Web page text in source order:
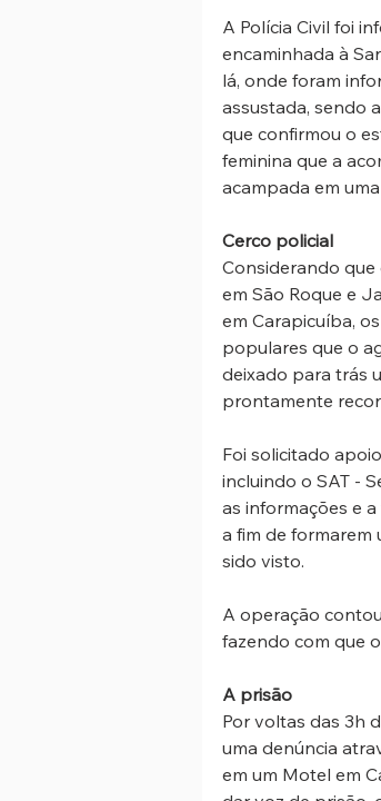
A Polícia Civil foi
encaminhada à
lá, onde foram
assustada, sendo
que confirmou o
feminina que a
acampada em
Cerco policial
Considerando
em São Roque e
em Carapicuíba,
populares que o
deixado para trás
prontamente
Foi solicitado
incluindo o SAT -
as informações e
a fim de formarem
sido visto.
A operação
fazendo com que
A prisão
Por voltas das 3h
uma denúncia
em um Motel em